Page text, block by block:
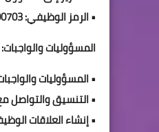
• الرمز الوظيفي: 200703
المسؤوليات والواجبات:
• المسؤوليات
• التنسيق
• إنشاء العلاقات